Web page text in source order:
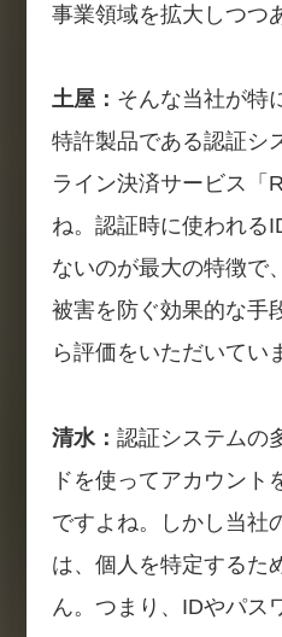
事業領域を拡大しつつ
土屋： そんな当社が特
特許製品である認証シ
ライン決済サービス「
ね。認証時に使われる
ないのが最大の特徴で
被害を防ぐ効果的な手
ら評価をいただいてい
清水： 認証システムの
ドを使ってアカウント
ですよね。しかし当社
は、個人を特定するた
ん。つまり、IDやパス